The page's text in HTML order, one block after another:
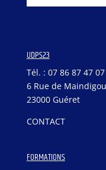
UDPS23
Tél. : 07 86 87 47 07
6 Rue de
23000 Guéret
CONTACT
FORMATIONS